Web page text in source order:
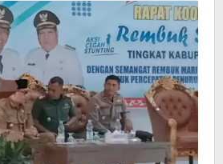
Rembuk
Stunting